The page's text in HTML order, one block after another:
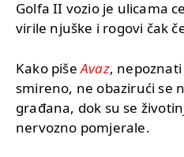
Golfa II vozio je ulicama
virile njuške i rogovi čak
Kako pišeAvaz,
smireno, ne obazirući se
građana, dok su se
nervozno pomjerale.